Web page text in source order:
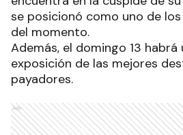
se posicionó como uno de
del momento.
Además, el domingo 13 habrá
exposición de las mejores
payadores.
Ads